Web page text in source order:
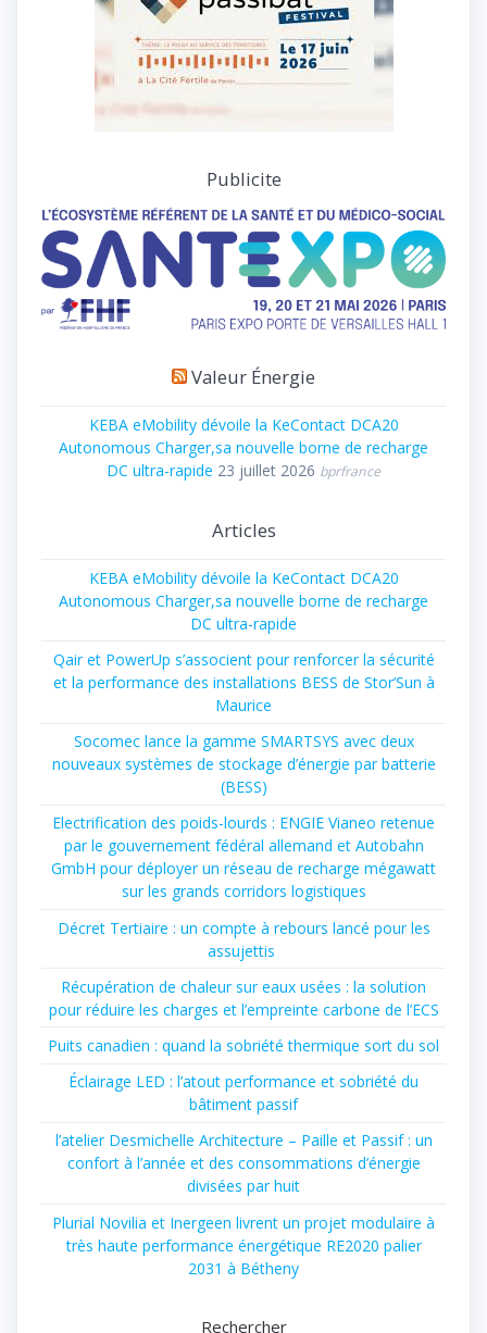
Publicite
Valeur Énergie
KEBA eMobility dévoile la KeContact DCA20
Autonomous Charger,sa nouvelle borne de recharge
DC ultra-rapide 23 juillet 2026 bprfrance
Articles
KEBA eMobility dévoile la KeContact DCA20
Autonomous Charger,sa nouvelle borne de recharge
DC ultra-rapide
Qair et PowerUp s’associent pour renforcer la sécurité
et la performance des installations BESS de Stor’Sun à
Maurice
Socomec lance la gamme SMARTSYS avec deux
nouveaux systèmes de stockage d’énergie par batterie
(BESS)
Electrification des poids-lourds : ENGIE Vianeo retenue
par le gouvernement fédéral allemand et Autobahn
GmbH pour déployer un réseau de recharge mégawatt
sur les grands corridors logistiques
Décret Tertiaire : un compte à rebours lancé pour les
assujettis
Récupération de chaleur sur eaux usées : la solution
pour réduire les charges et l’empreinte carbone de l’ECS
Puits canadien : quand la sobriété thermique sort du sol
Éclairage LED : l’atout performance et sobriété du
bâtiment passif
l’atelier Desmichelle Architecture – Paille et Passif : un
confort à l’année et des consommations d’énergie
divisées par huit
Plurial Novilia et Inergeen livrent un projet modulaire à
très haute performance énergétique RE2020 palier
2031 à Bétheny
Rechercher